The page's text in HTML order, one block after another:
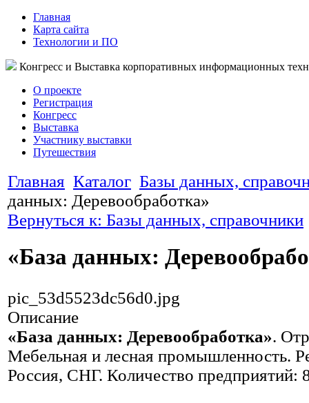
Главная
Карта сайта
Технологии и ПО
Конгресс и Выставка корпоративных информационных
О проекте
Регистрация
Конгресс
Выставка
Участнику выставки
Путешествия
Главная Каталог Базы данных,
данных: Деревообработка»
Вернуться к: Базы данных, справочники
«База данных:
pic_53d5523dc56d0.jpg
Описание
«База данных: Деревообработка».
Мебельная и лесная промышленность.
Россия, СНГ. Количество предприятий: